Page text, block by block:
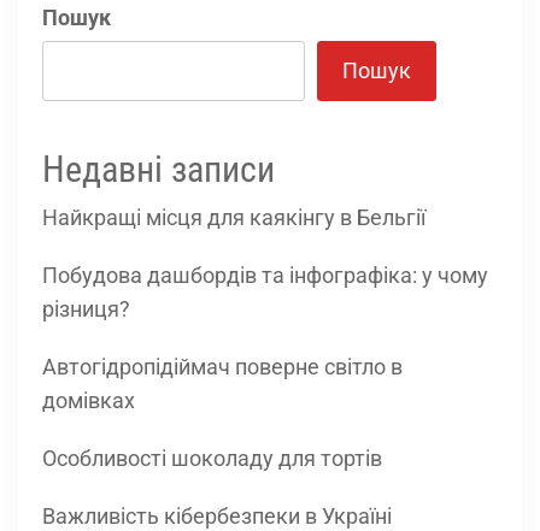
Пошук
Пошук
Недавні записи
Найкращі місця для каякінгу в Бельгії
Побудова дашбордів та інфографіка: у чому
різниця?
Автогідропідіймач поверне світло в
домівках
Особливості шоколаду для тортів
Важливість кібербезпеки в Україні